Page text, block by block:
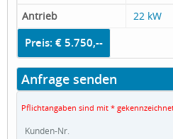
Antrieb
22 kW
Preis: € 5.750,--
Anfrage senden
Pflichtangaben sind mit *
Kunden-Nr.